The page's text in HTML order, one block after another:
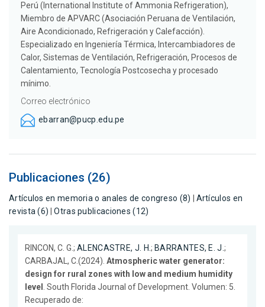
Perú (International Institute of Ammonia Refrigeration),
Miembro de APVARC (Asociación Peruana de Ventilación,
Aire Acondicionado, Refrigeración y Calefacción).
Especializado en Ingeniería Térmica, Intercambiadores de
Calor, Sistemas de Ventilación, Refrigeración, Procesos de
Calentamiento, Tecnología Postcosecha y procesado
mínimo.
Correo electrónico
ebarran@pucp.edu.pe
Publicaciones (26)
Artículos en memoria o anales de congreso (8)
Artículos en
revista (6) |Otras publicaciones (12)
RINCON, C. G.; ALENCASTRE, J. H.; BARRANTES, E. J. ;
CARBAJAL, C.(2024). Atmospheric water generator:
design for rural zones with low and medium humidity
level
. South Florida Journal of Development. Volumen: 5.
Recuperado de: